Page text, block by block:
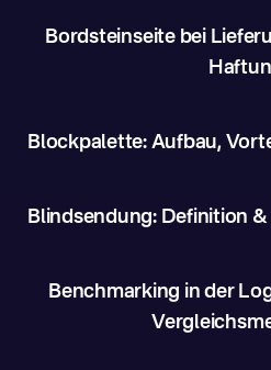
Bordsteinseite bei
Blockpalette: Aufbau,
Blindsendung: Definition
Benchmarking in der